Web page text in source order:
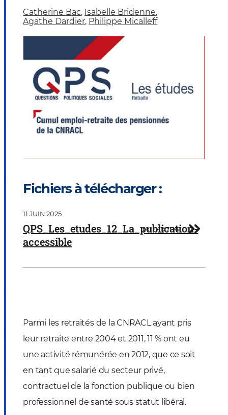
Catherine Bac, Isabelle Bridenne,
Agathe Dardier, Philippe Micalleff
Fichiers à télécharger :
Document
Télécharger
QPS_Les_etudes_12_La_publication-
accessible
pdf - 415.71 KB
11 JUIN 2025
Parmi les retraités de la CNRACL ayant pris
leur retraite entre 2004 et 2011, 11 % ont eu
une activité rémunérée en 2012, que ce soit
en tant que salarié du secteur privé,
contractuel de la fonction publique ou bien
professionnel de santé sous statut libéral.